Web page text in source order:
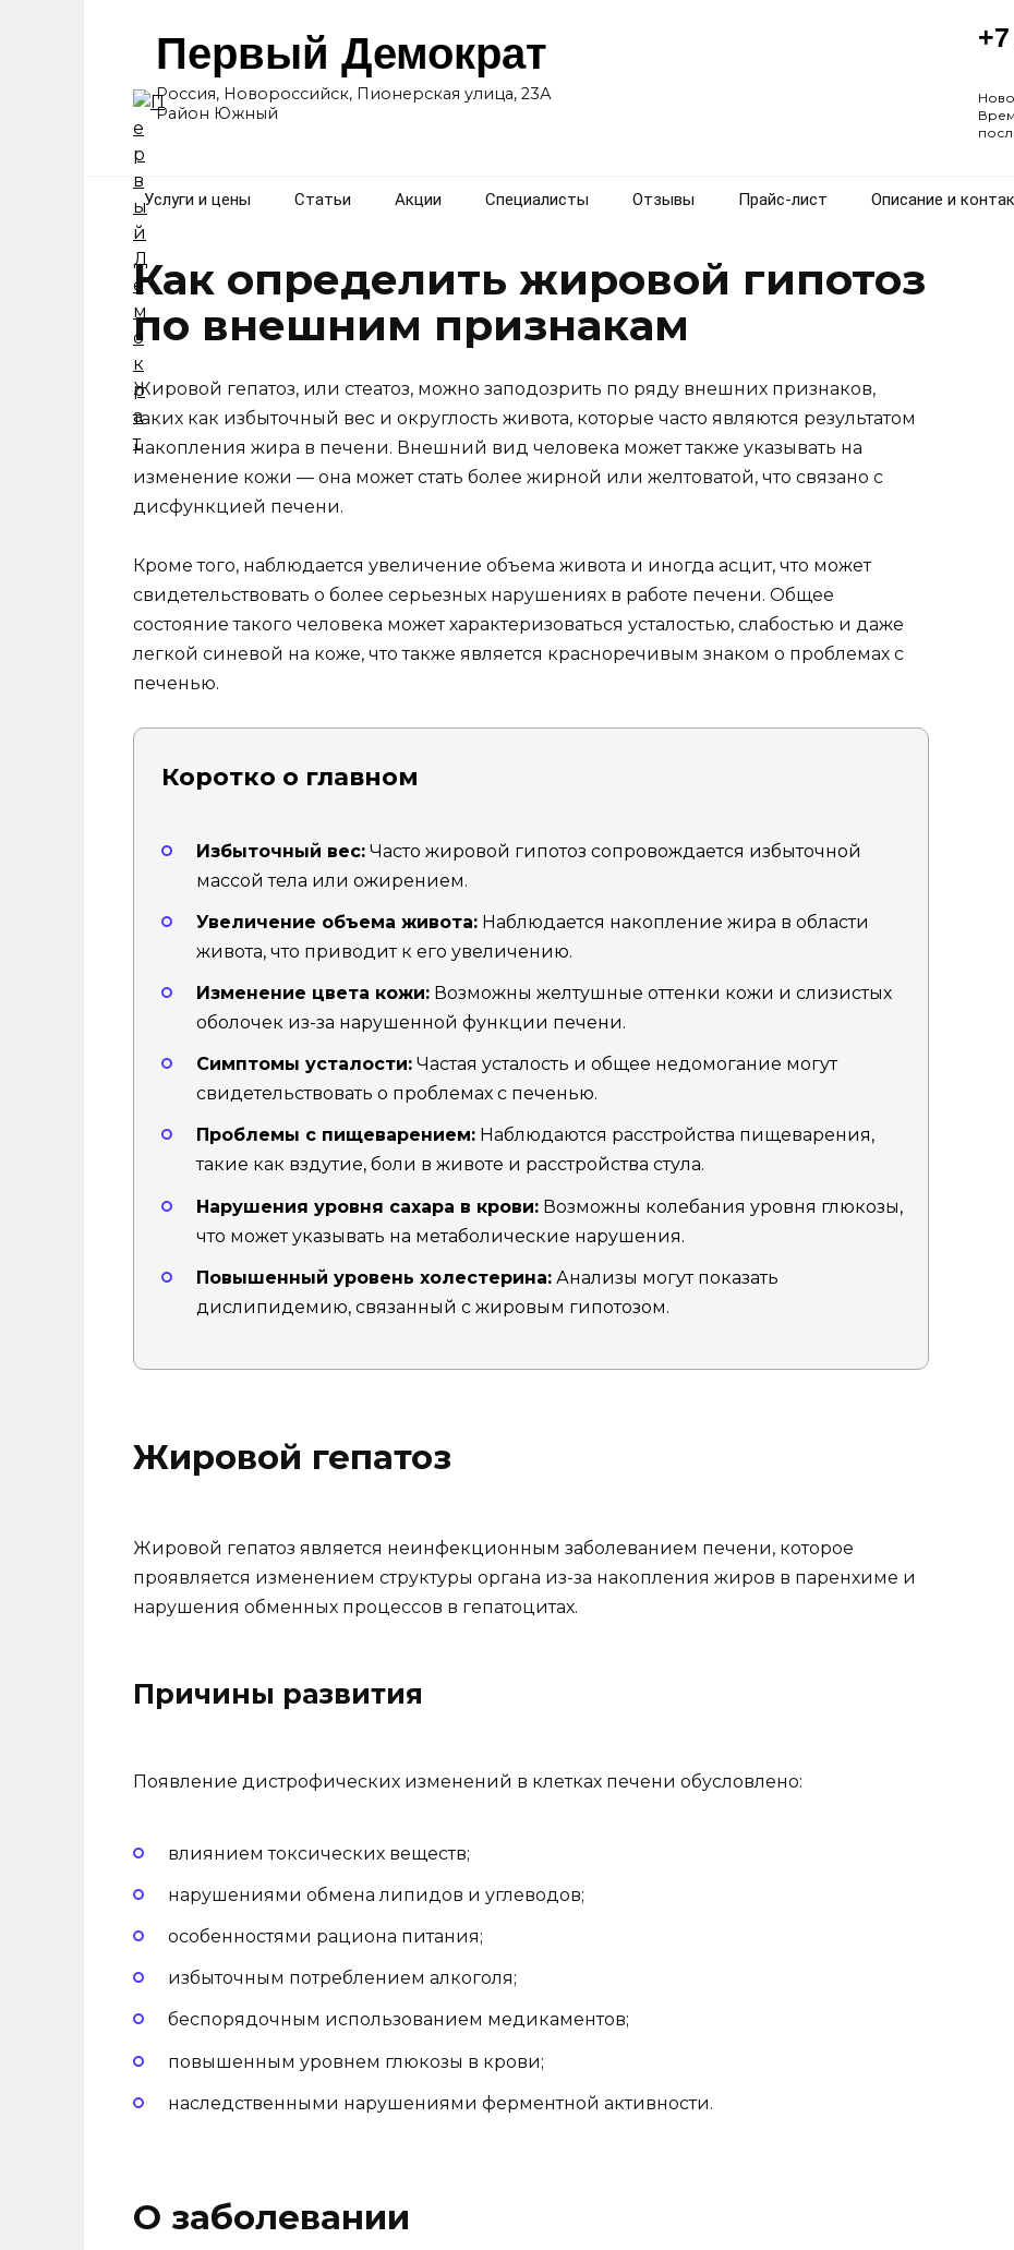
Первый Демократ
Россия, Новороссийск, Пионерская улица, 23А
Район Южный
Услуги и цены Статьи Акции Специалисты Отзывы Прайс-лист Описание и
Как определить жировой гипотоз
по внешним признакам
Жировой гепатоз, или стеатоз, можно заподозрить по ряду внешних признаков,
таких как избыточный вес и округлость живота, которые часто являются результатом
накопления жира в печени. Внешний вид человека может также указывать на
изменение кожи — она может стать более жирной или желтоватой, что связано с
дисфункцией печени.
Кроме того, наблюдается увеличение объема живота и иногда асцит, что может
свидетельствовать о более серьезных нарушениях в работе печени. Общее
состояние такого человека может характеризоваться усталостью, слабостью и даже
легкой синевой на коже, что также является красноречивым знаком о проблемах с
печенью.
Коротко о главном
Избыточный вес: Часто жировой гипотоз сопровождается избыточной
массой тела или ожирением.
Увеличение объема живота: Наблюдается накопление жира в области
живота, что приводит к его увеличению.
Изменение цвета кожи: Возможны желтушные оттенки кожи и слизистых
оболочек из-за нарушенной функции печени.
Симптомы усталости: Частая усталость и общее недомогание могут
свидетельствовать о проблемах с печенью.
Проблемы с пищеварением: Наблюдаются расстройства пищеварения,
такие как вздутие, боли в животе и расстройства стула.
Нарушения уровня сахара в крови: Возможны колебания уровня глюкозы,
что может указывать на метаболические нарушения.
Повышенный уровень холестерина: Анализы могут показать
дислипидемию, связанный с жировым гипотозом.
Жировой гепатоз
Жировой гепатоз является неинфекционным заболеванием печени, которое
проявляется изменением структуры органа из-за накопления жиров в паренхиме и
нарушения обменных процессов в гепатоцитах.
Причины развития
Появление дистрофических изменений в клетках печени обусловлено:
влиянием токсических веществ;
нарушениями обмена липидов и углеводов;
особенностями рациона питания;
избыточным потреблением алкоголя;
беспорядочным использованием медикаментов;
повышенным уровнем глюкозы в крови;
наследственными нарушениями ферментной активности.
О заболевании